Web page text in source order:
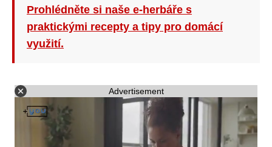
Prohlédněte si naše e-herbáře s
praktickými recepty a tipy pro domácí
využití.
Advertisement